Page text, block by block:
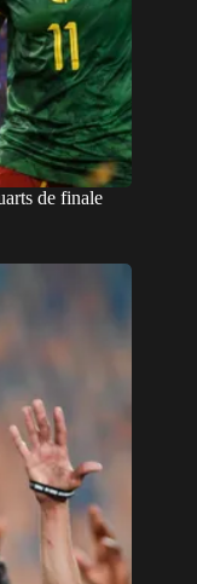
de finale